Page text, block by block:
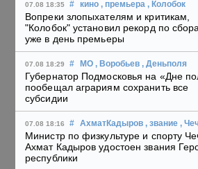
07.08 18:35 # кино , премьера , Колобок
Вопреки злопыхателям и критикам,
"Колобок" установил рекорд по
уже в день премьеры
07.08 18:29 # МО , Воробьев , Деньполя
Губернатор Подмосковья на «Дне
пообещал аграриям сохранить все
субсидии
07.08 18:16 # АхматКадыров , звание ,
Министр по физкультуре и спорту
Ахмат Кадыров удостоен звания
республики